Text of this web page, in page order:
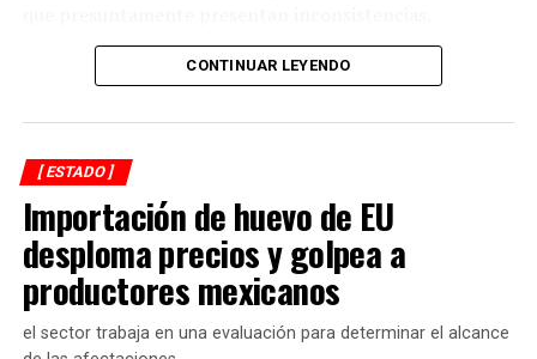
Entre los aspectos que son objeto de análisis se
encuentran posibles casos de docentes con asignaciones
simultáneas en distintos centros de estudio, la
validación de documentación académica de directivos,
adeudos en la entrega de calificaciones, denuncias por
presuntos cobros indebidos relacionados con
certificados y asesorías de titulación, así como la
existencia de personal que habría recibido pagos sin
contar con carga académica registrada.
También se revisa la situación de docentes y directivos
CONTINUAR LEYENDO
[ ESTADO ]
Importación de huevo de EU
desploma precios y golpea a
productores mexicanos
el sector trabaja en una evaluación para determinar el alcance